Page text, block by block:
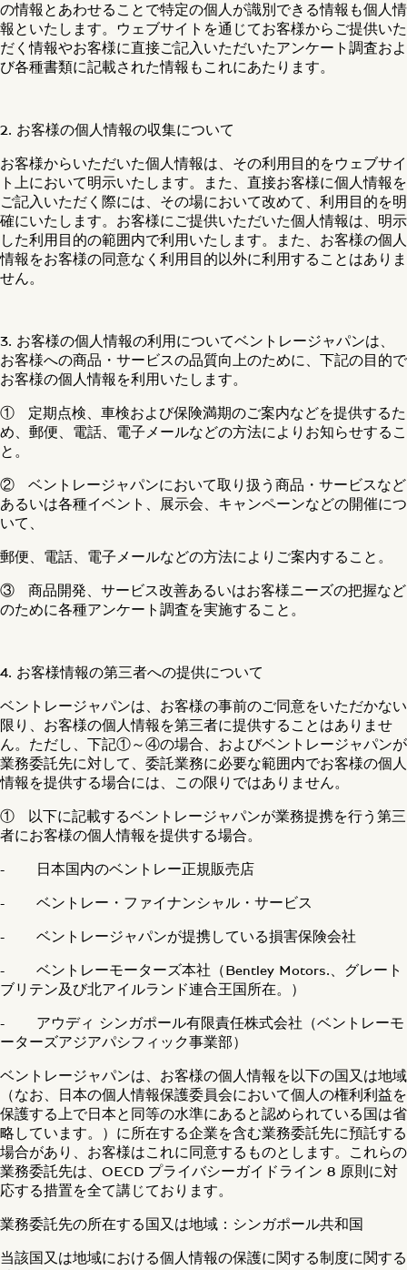
の情報とあわせることで特定の個人が識別できる情報も個人情
報といたします。ウェブサイトを通じてお客様からご提供いた
だく情報やお客様に直接ご記入いただいたアンケート調査およ
び各種書類に記載された情報もこれにあたります。
2. お客様の個人情報の収集について
お客様からいただいた個人情報は、その利用目的をウェブサイ
ト上において明示いたします。また、直接お客様に個人情報を
ご記入いただく際には、その場において改めて、利用目的を明
確にいたします。お客様にご提供いただいた個人情報は、明示
した利用目的の範囲内で利用いたします。また、お客様の個人
情報をお客様の同意なく利用目的以外に利用することはありま
せん。
3. お客様の個人情報の利用についてベントレージャパンは、
お客様への商品・サービスの品質向上のために、下記の目的で
お客様の個人情報を利用いたします。
① 定期点検、車検および保険満期のご案内などを提供するた
め、郵便、電話、電子メールなどの方法によりお知らせするこ
と。
② ベントレージャパンにおいて取り扱う商品・サービスなど
あるいは各種イベント、展示会、キャンペーンなどの開催につ
いて、
郵便、電話、電子メールなどの方法によりご案内すること。
③ 商品開発、サービス改善あるいはお客様ニーズの把握など
のために各種アンケート調査を実施すること。
4. お客様情報の第三者への提供について
ベントレージャパンは、お客様の事前のご同意をいただかない
限り、お客様の個人情報を第三者に提供することはありませ
ん。ただし、下記①～④の場合、およびベントレージャパンが
業務委託先に対して、委託業務に必要な範囲内でお客様の個人
情報を提供する場合には、この限りではありません。
① 以下に記載するベントレージャパンが業務提携を行う第三
者にお客様の個人情報を提供する場合。
- 日本国内のベントレー正規販売店
- ベントレー・ファイナンシャル・サービス
- ベントレージャパンが提携している損害保険会社
- ベントレーモーターズ本社（Bentley Motors.、グレート
ブリテン及び北アイルランド連合王国所在。）
- アウディ シンガポール有限責任株式会社（ベントレーモ
ーターズアジアパシフィック事業部）
ベントレージャパンは、お客様の個人情報を以下の国又は地域
（なお、日本の個人情報保護委員会において個人の権利利益を
保護する上で日本と同等の水準にあると認められている国は省
略しています。）に所在する企業を含む業務委託先に預託する
場合があり、お客様はこれに同意するものとします。これらの
業務委託先は、OECD プライバシーガイドライン 8 原則に対
応する措置を全て講じております。
業務委託先の所在する国又は地域：シンガポール共和国
当該国又は地域における個人情報の保護に関する制度に関する